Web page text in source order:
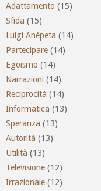
Adattamento (15)
Sfida (15)
Luigi Anèpeta (14)
Partecipare (14)
Egoismo (14)
Narrazioni (14)
Reciprocità (14)
Informatica (13)
Speranza (13)
Autorità (13)
Utilità (13)
Televisione (12)
Irrazionale (12)